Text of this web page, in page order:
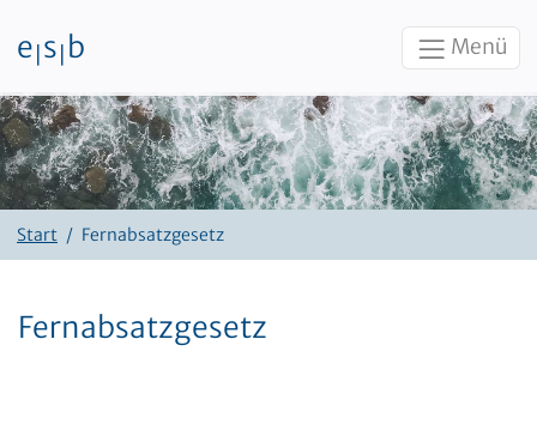
Zum Inhalt
e s b Menü
Start Fernabsatzgesetz
Fernabsatzgesetz